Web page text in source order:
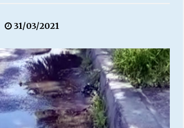
LABORAL:
13/07/2026
Escuela hospitalaria El Carmen de Maipu.
25/06/2026
31/03/2021